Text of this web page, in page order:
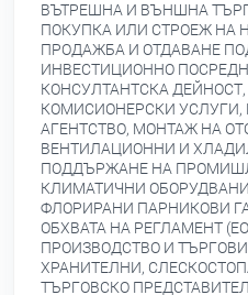
ВЪТРЕШНА И ВЪНШНА
ПОКУПКА ИЛИ СТРОЕЖ НА
ПРОДАЖБА И ОТДАВАНЕ
ИНВЕСТИЦИОННО
КОНСУЛТАНТСКА
КОМИСИОНЕРСКИ УСЛУГИ,
АГЕНТСТВО, МОНТАЖ НА
ВЕНТИЛАЦИОННИ И
ПОДДЪРЖАНЕ НА
КЛИМАТИЧНИ
ФЛОРИРАНИ ПАРНИКОВИ
ОБХВАТА НА РЕГЛАМЕНТ
ПРОИЗВОДСТВО И
ХРАНИТЕЛНИ,
ТЪРГОВСКО